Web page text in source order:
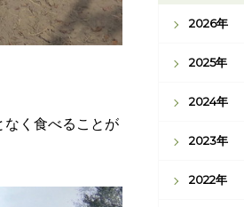
なく食べることが
2026年
2025年
2024年
2023年
2022年